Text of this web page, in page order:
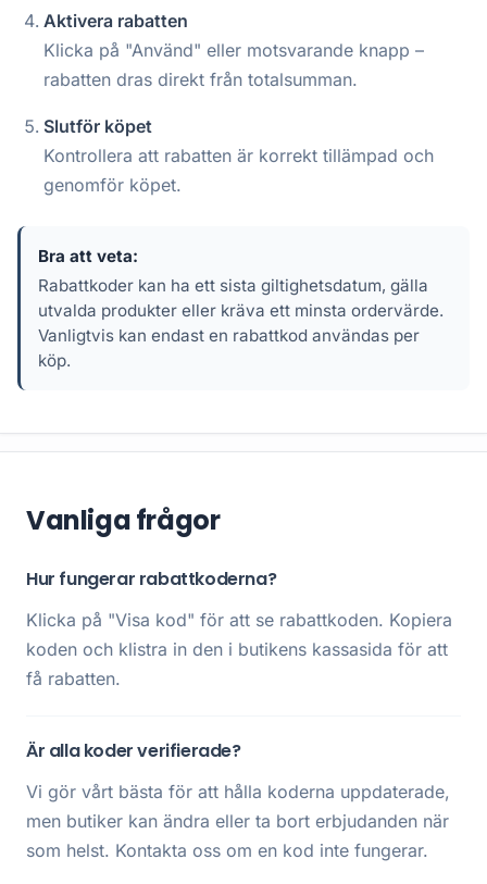
Aktivera rabatten
Klicka på "Använd" eller motsvarande knapp –
rabatten dras direkt från totalsumman.
Slutför köpet
Kontrollera att rabatten är korrekt tillämpad och
genomför köpet.
Bra att veta:
Rabattkoder kan ha ett sista giltighetsdatum, gälla
utvalda produkter eller kräva ett minsta ordervärde.
Vanligtvis kan endast en rabattkod användas per
köp.
Vanliga frågor
Hur fungerar rabattkoderna?
Klicka på "Visa kod" för att se rabattkoden. Kopiera
koden och klistra in den i butikens kassasida för att
få rabatten.
Är alla koder verifierade?
Vi gör vårt bästa för att hålla koderna uppdaterade,
men butiker kan ändra eller ta bort erbjudanden när
som helst. Kontakta oss om en kod inte fungerar.